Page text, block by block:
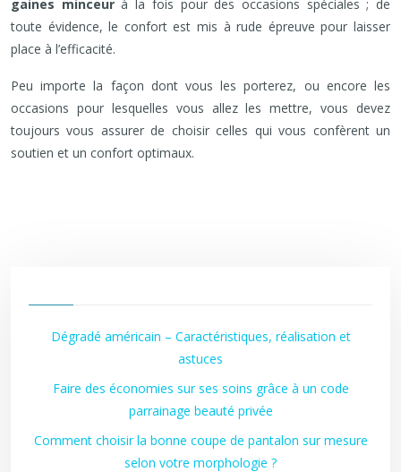
gaines minceurà la fois pour des occasions spéciales ; de
toute évidence, le confort est mis à rude épreuve pour laisser
place à l’efficacité.
Peu importe la façon dont vous les porterez, ou encore les
occasions pour lesquelles vous allez les mettre, vous devez
toujours vous assurer de choisir celles qui vous confèrent un
soutien et un confort optimaux.
Dégradé américain – Caractéristiques, réalisation et
astuces
Faire des économies sur ses soins grâce à un code
parrainage beauté privée
Comment choisir la bonne coupe de pantalon sur mesure
selon votre morphologie ?